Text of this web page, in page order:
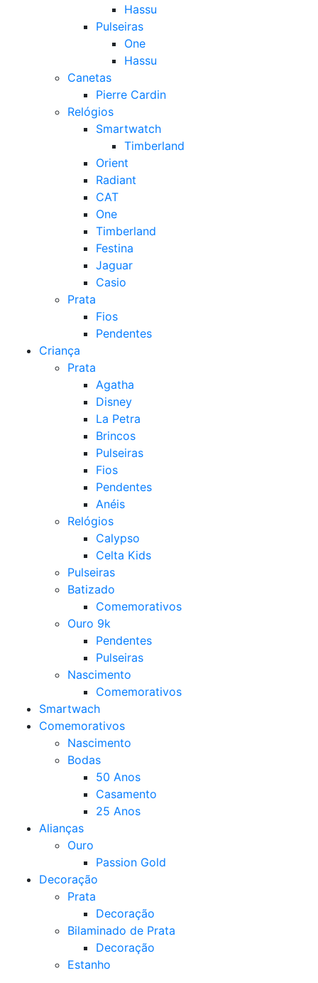
Hassu
Pulseiras
One
Hassu
Canetas
Pierre Cardin
Relógios
Smartwatch
Timberland
Orient
Radiant
CAT
One
Timberland
Festina
Jaguar
Casio
Prata
Fios
Pendentes
Criança
Prata
Agatha
Disney
La Petra
Brincos
Pulseiras
Fios
Pendentes
Anéis
Relógios
Calypso
Celta Kids
Pulseiras
Batizado
Comemorativos
Ouro 9k
Pendentes
Pulseiras
Nascimento
Comemorativos
Smartwach
Comemorativos
Nascimento
Bodas
50 Anos
Casamento
25 Anos
Alianças
Ouro
Passion Gold
Decoração
Prata
Decoração
Bilaminado de Prata
Decoração
Estanho